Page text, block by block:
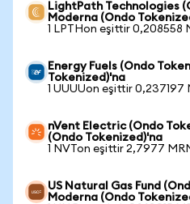
LightPath Technologies
Moderna (Ondo
1 LPTHon eşittir 0,208558
Energy Fuels (Ondo
Tokenized)'na
1 UUUUon eşittir 0,237197
nVent Electric (Ondo
(Ondo Tokenized)'na
1 NVTon eşittir 2,7977
US Natural Gas Fund
Moderna (Ondo